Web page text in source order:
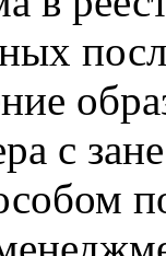
с